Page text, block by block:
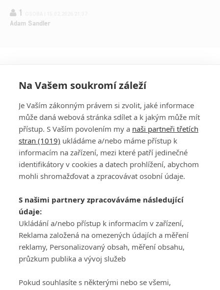
1
Adam Sandler
PŘIHLÁSIT
REGISTROVAT
DISKUZE
Šéfredaktorkou webu jePetr Slavík, e-mailserialy@fandimefilmu.cz
Máte-li zájem o inzerci na našem webu napište nám na e-mail
studio@koncal.com
Ochrana osobních údajů|Zásady používání cookies |Pravidla webu
Upravit nastavení soukromí
Na Vašem soukromí záleží
Je Vaším zákonným právem si zvolit, jaké informace
může daná webová stránka sdílet a k jakým může mít
přístup. S Vaším povolením my a naši partneři třetích
stran (1019) ukládáme a/nebo máme přístup k
informacím na zařízení, mezi které patří jedinečné
identifikátory v cookies a datech prohlížení, abychom
mohli shromažďovat a zpracovávat osobní údaje.
S našimi partnery zpracováváme následující
údaje:
Ukládání a/nebo přístup k informacím v zařízení,
Reklama založená na omezených údajích a měření
reklamy, Personalizovaný obsah, měření obsahu,
průzkum publika a vývoj služeb
Pokud souhlasíte s některými nebo se všemi,